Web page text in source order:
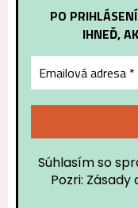
PO
IHNEĎ,
Súhlasím so
Pozri: